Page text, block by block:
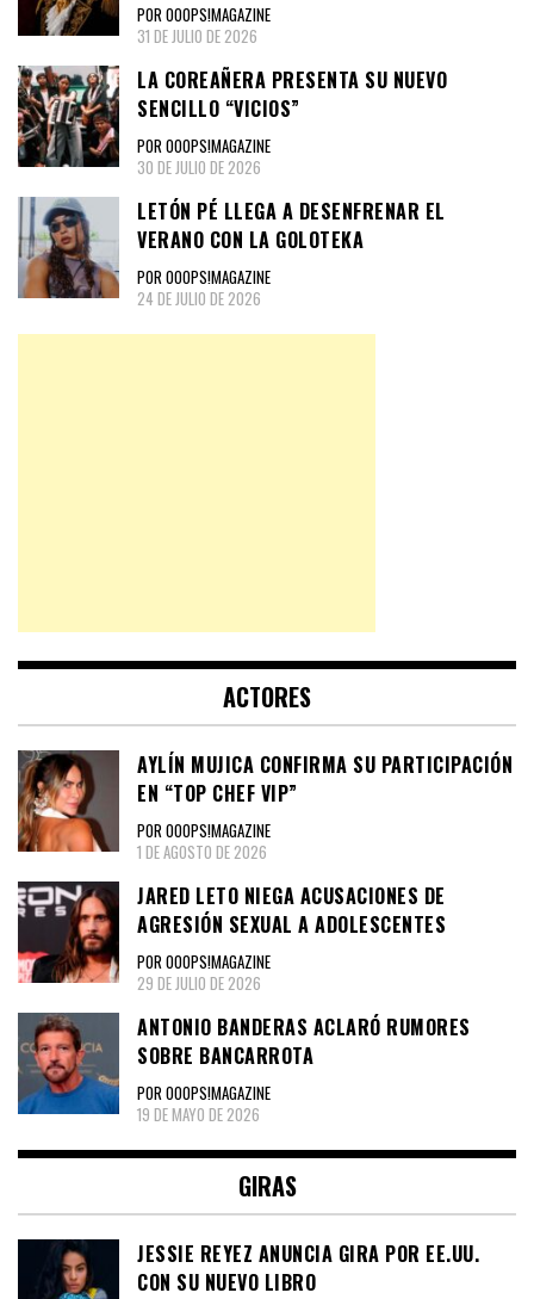
POR OOOPS!MAGAZINE
31 DE JULIO DE 2026
LA COREAÑERA PRESENTA SU NUEVO
SENCILLO “VICIOS”
POR OOOPS!MAGAZINE
30 DE JULIO DE 2026
LETÓN PÉ LLEGA A DESENFRENAR EL
VERANO CON LA GOLOTEKA
POR OOOPS!MAGAZINE
24 DE JULIO DE 2026
ACTORES
AYLÍN MUJICA CONFIRMA SU PARTICIPACIÓN
EN “TOP CHEF VIP”
POR OOOPS!MAGAZINE
1 DE AGOSTO DE 2026
JARED LETO NIEGA ACUSACIONES DE
AGRESIÓN SEXUAL A ADOLESCENTES
POR OOOPS!MAGAZINE
29 DE JULIO DE 2026
ANTONIO BANDERAS ACLARÓ RUMORES
SOBRE BANCARROTA
POR OOOPS!MAGAZINE
19 DE MAYO DE 2026
GIRAS
JESSIE REYEZ ANUNCIA GIRA POR EE.UU.
CON SU NUEVO LIBRO